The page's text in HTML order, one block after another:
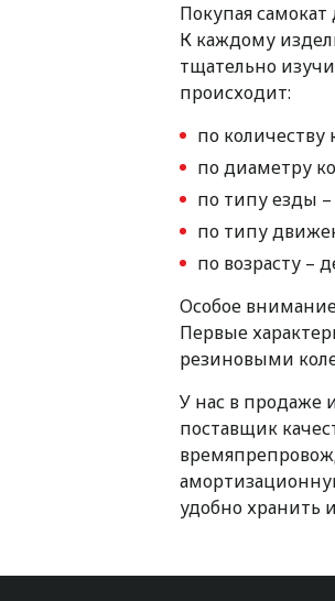
Покупая
К каждому
тщательно
происходит:
по количеству
по диаметру
по типу езды
по типу
по возрасту –
Особое
Первые
резиновыми
У нас в продаже
поставщик
удобно хранить